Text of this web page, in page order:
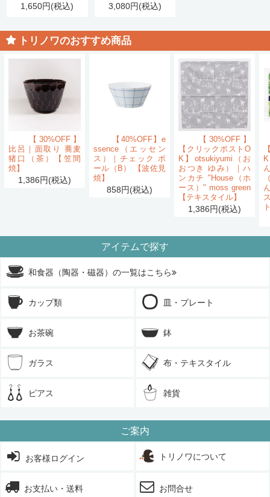
1,650円(税込) 3,080円(税込)
トリノワのおすすめ商品
【30%OFF】
比呂｜面取り 蕎麦
猪口（茶）【笠間
焼】
1,386円(税込)
【40%OFF】e
ssence（エッセン
ス）｜チェック ボ
ール（B） 【波佐見
焼】
858円(税込)
【30%OFF】
【クリックポストO
K】otsukiyumi（お
おつき ゆみ）｜ハ
ンカチ "House（ホ
ース）" moss green
【テキスタイル】
1,386円(税込)
アイテムで探す
和食器（陶器・磁器）の一覧はこちら
カップ類 皿・プレート
お茶碗 鉢
ガラス 布・テキスタイル
ピアス 雑貨
ご案内
お客様ログイン トリノワについて
お支払い・送料 お問合せ